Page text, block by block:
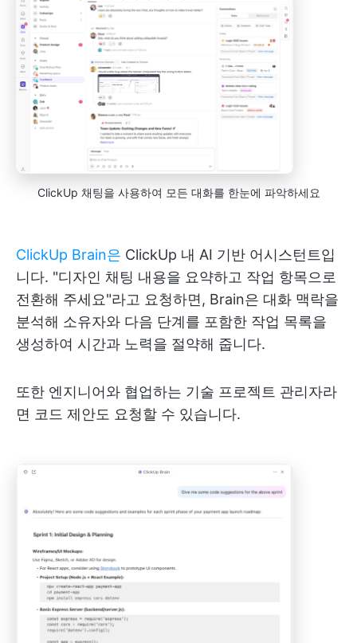
ClickUp 채팅을 사용하여 모든 대화를 한눈에 파악하세요
ClickUp Brain은 ClickUp 내 AI 기반 어시스턴트입
니다. "디자인 채팅 내용을 요약하고 작업 항목으로
전환해 주세요"라고 요청하면, Brain은 대화 맥락을
분석해 소유자와 다음 단계를 포함한 작업 목록을
생성하여 시간과 노력을 절약해 줍니다.
또한 엔지니어와 협업하는 기술 프로젝트 관리자라
면 코드 제안도 요청할 수 있습니다.